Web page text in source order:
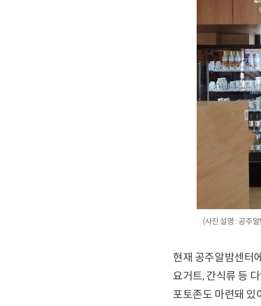
(사진 설명 : 공주
현재 공주알밤센터
요거트, 간식류 등
포토존도 마련돼 있